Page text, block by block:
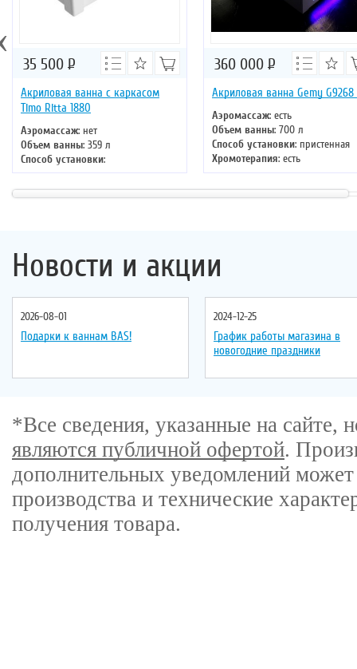
Акриловая ванна с каркасом
Timo Ritta 1880
Аэромассаж: нет
Объем ванны: 359 л
Способ установки:
отдельностоящая
Хромотерапия: нет
Длина: 180 см
35 500 Р
Акриловая ванна Gemy G9268
Аэромассаж: есть
Объем ванны: 700 л
Способ установки: пристенная
Хромотерапия: есть
Длина: 185 см
Ширина: 150 см
360 000 Р
Новости и акции
2026-08-01
Подарки к ваннам BAS!
2024-12-25
График работы магазина в
новогодние праздники
*Все сведения, указанные на
являются публичной офертой.
дополнительных уведомлений
производства и технические
получения товара.